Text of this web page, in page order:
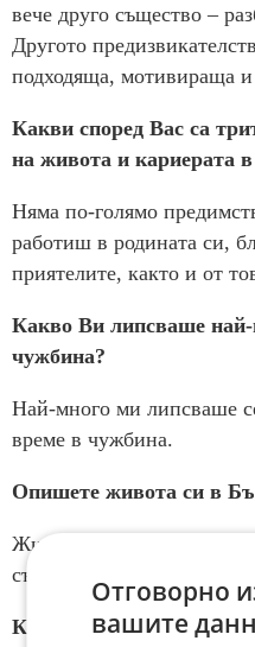
вече друго същество –
Другото
подходяща, мотивираща
Какви според Вас са
на живота и кариерата
Няма по-голямо
работиш в родината си,
приятелите, както и от
Какво Ви липсваше най-
чужбина?
Най-много ми липсваше
време в чужбина.
Опишете живота си в
Животът ми в България е
съвместяващ личното със
Каква е Вашата формула
Отговорно
вашите